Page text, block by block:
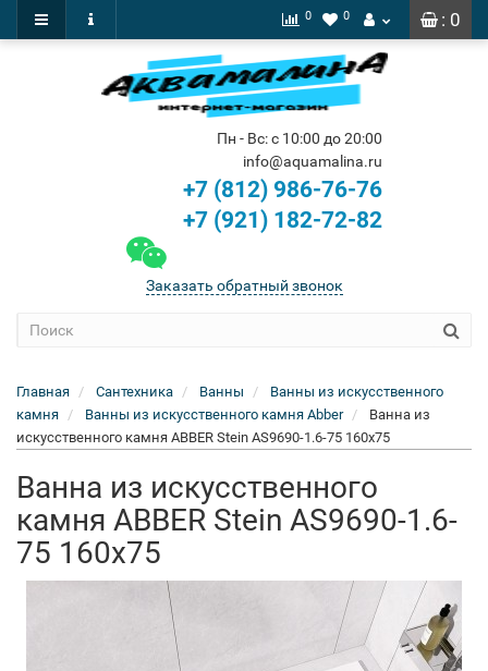
: 0
0 0
Пн - Вс: с 10:00 до 20:00
info@aquamalina.ru
+7 (812) 986-76-76
+7 (921) 182-72-82
Заказать обратный звонок
Главная Сантехника Ванны
Ванны из искусственного
камня
Ванны из искусственного камня Abber
Ванна из
искусственного камня ABBER Stein AS9690-1.6-75 160x75
Ванна из искусственного
камня ABBER Stein AS9690-1.6-
75 160x75